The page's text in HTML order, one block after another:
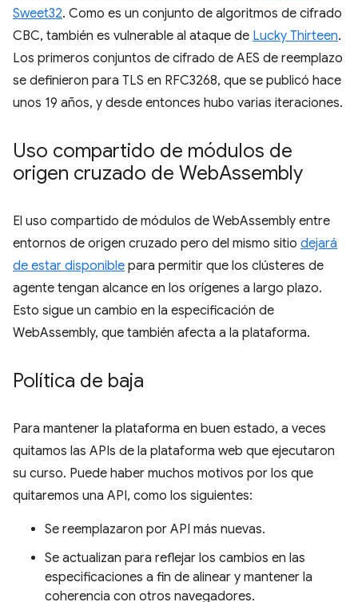
Sweet32. Como es un conjunto de algoritmos de cifrado
CBC, también es vulnerable al ataque de Lucky Thirteen.
Los primeros conjuntos de cifrado de AES de reemplazo
se definieron para TLS en RFC3268, que se publicó hace
unos 19 años, y desde entonces hubo varias iteraciones.
Uso compartido de módulos de
origen cruzado de WebAssembly
El uso compartido de módulos de WebAssembly entre
entornos de origen cruzado pero del mismo sitio dejará
de estar disponible para permitir que los clústeres de
agente tengan alcance en los orígenes a largo plazo.
Esto sigue un cambio en la especificación de
WebAssembly, que también afecta a la plataforma.
Política de baja
Para mantener la plataforma en buen estado, a veces
quitamos las APIs de la plataforma web que ejecutaron
su curso. Puede haber muchos motivos por los que
quitaremos una API, como los siguientes:
Se reemplazaron por API más nuevas.
Se actualizan para reflejar los cambios en las
especificaciones a fin de alinear y mantener la
coherencia con otros navegadores.